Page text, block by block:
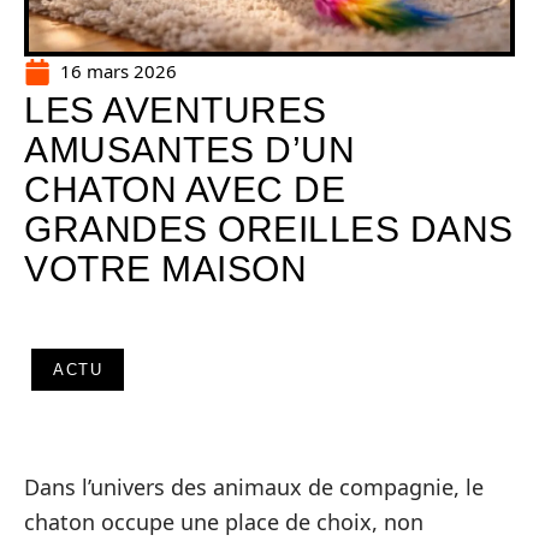
16 mars 2026
LES AVENTURES
AMUSANTES D’UN
CHATON AVEC DE
GRANDES OREILLES DANS
VOTRE MAISON
ACTU
Dans l’univers des animaux de compagnie, le
chaton occupe une place de choix, non